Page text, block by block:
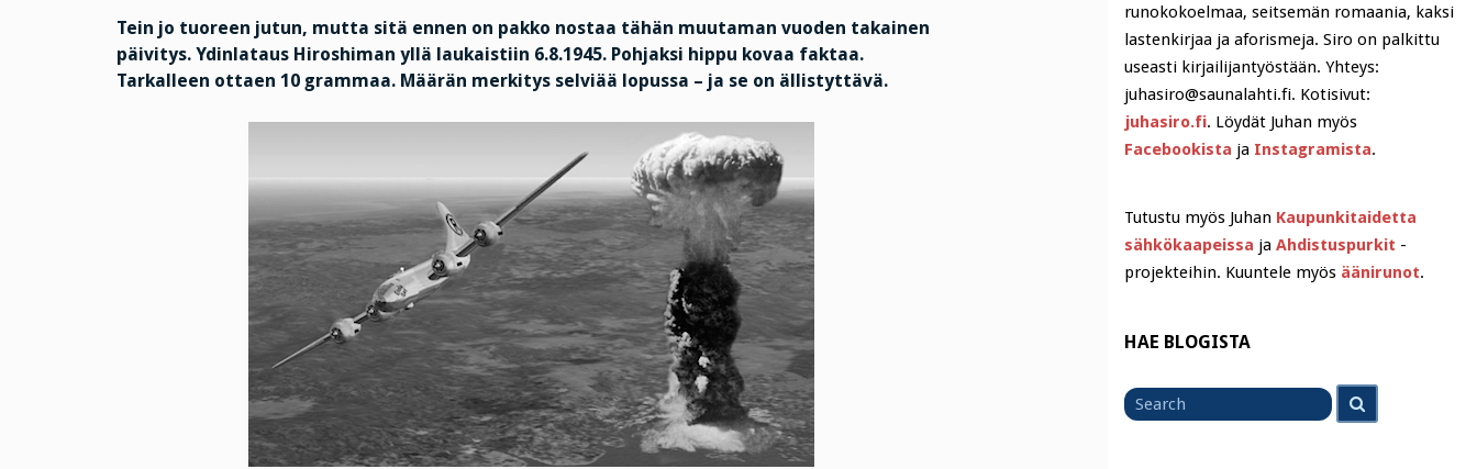
Tein jo tuoreen jutun, mutta sitä ennen on pakko nostaa tähän muutaman vuoden takainen
päivitys. Ydinlataus Hiroshiman yllä laukaistiin 6.8.1945. Pohjaksi hippu kovaa faktaa.
Tarkalleen ottaen 10 grammaa. Määrän merkitys selviää lopussa – ja se on ällistyttävä.
runokokoelmaa, seitsemän romaania, kaksi
lastenkirjaa ja aforismeja. Siro on palkittu
useasti kirjailijantyöstään. Yhteys:
juhasiro@saunalahti.fi. Kotisivut:
juhasiro.fi. Löydät Juhan myös
Facebookista ja Instagramista.
Tutustu myös Juhan Kaupunkitaidetta
sähkökaapeissa ja Ahdistuspurkit -
projekteihin. Kuuntele myös äänirunot.
HAE BLOGISTA
for